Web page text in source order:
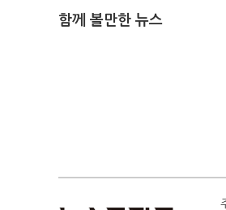
함께 볼만한 뉴스